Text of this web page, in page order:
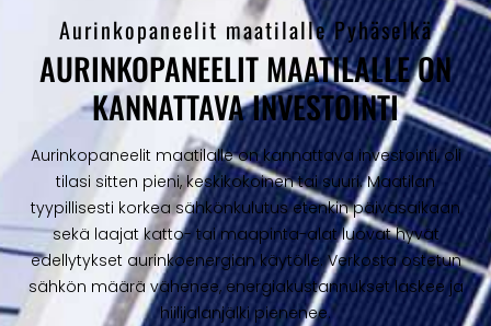
Aurinkopaneelit maatilalle Pyhäselkä
AURINKOPANEELIT MAATILALLE ON
KANNATTAVA INVESTOINTI
Aurinkopaneelit maatilalle on kannattava investointi, oli
tilasi sitten pieni, keskikokoinen tai suuri. Maatilan
tyypillisesti korkea sähkönkulutus etenkin päiväsaikaan
sekä laajat katto- tai maapinta-alat luovat hyvät
edellytykset aurinkoenergian käytölle. Verkosta ostetun
sähkön määrä vähenee, energiakustannukset laskee ja
hiilijalanjälki pienenee.